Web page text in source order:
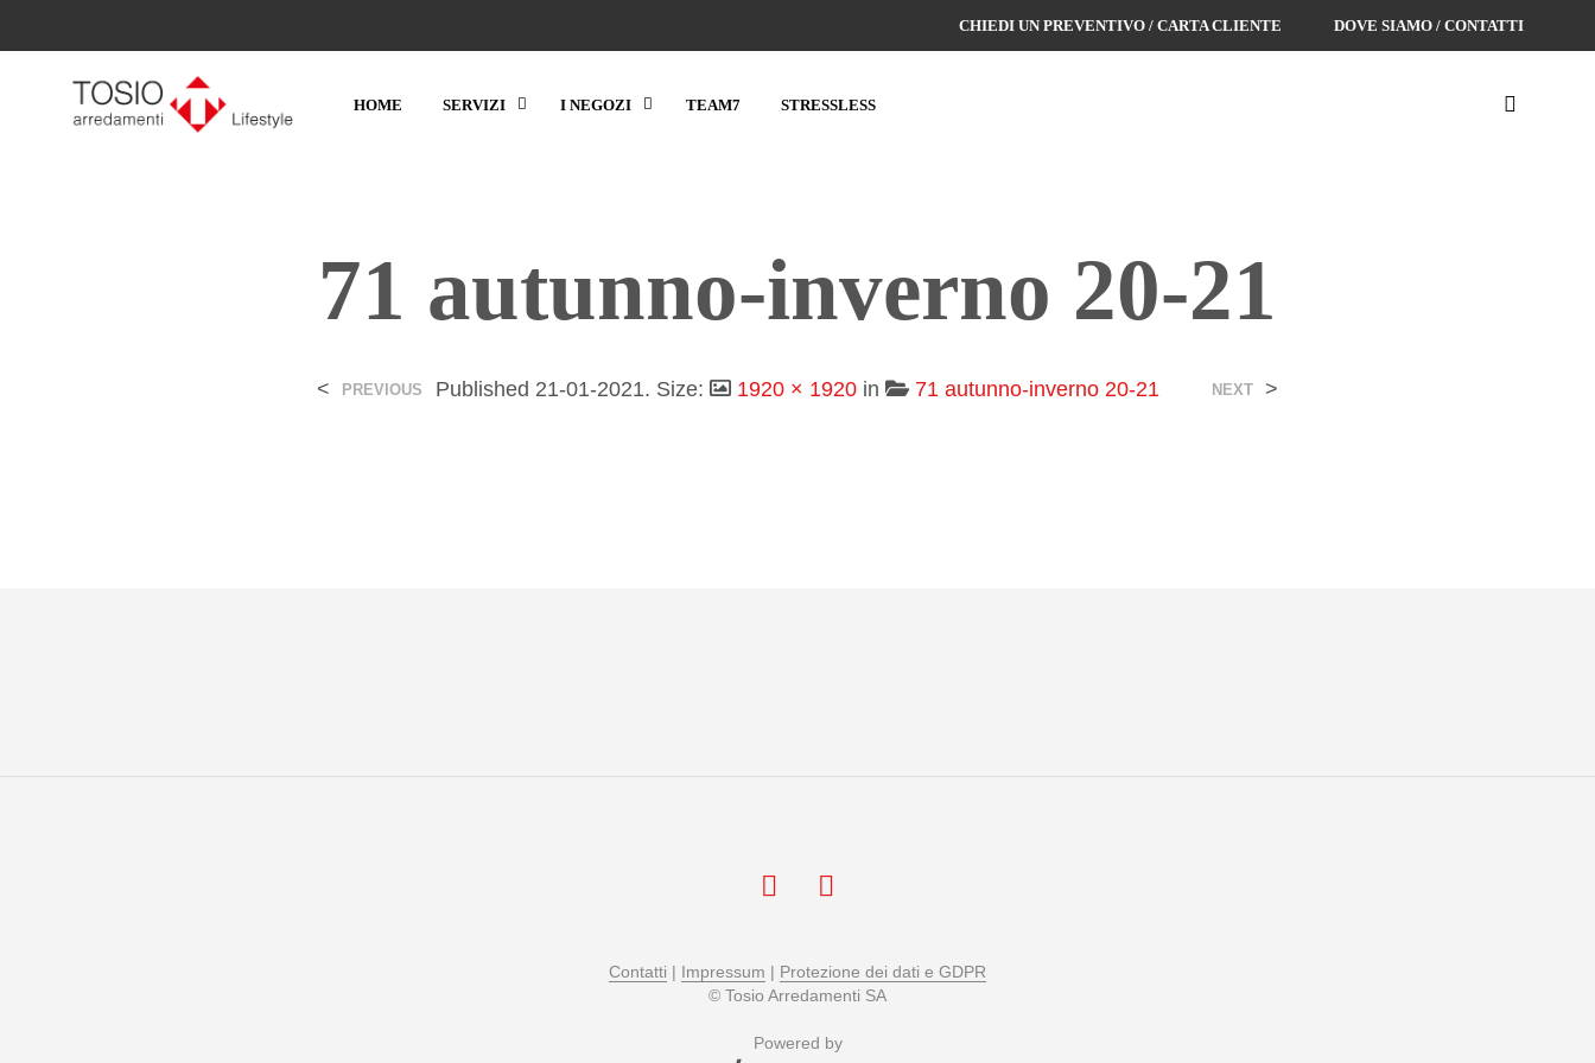
CHIEDI UN PREVENTIVO / CARTA CLIENTE DOVE SIAMO / CONTATTI
HOME SERVIZI I NEGOZI TEAM7 STRESSLESS
71 autunno-inverno 20-21
Published 21-01-2021. Size: 1920 × 1920in 71 autunno-inverno 20-21
< PREVIOUS NEXT >
Contatti | Impressum | Protezione dei dati e GDPR
© Tosio Arredamenti SA
Powered by